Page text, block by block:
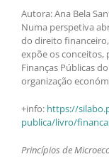
Autora: Ana Bela
Numa perspetiva
do direito
expõe os conceitos,
Finanças Públicas
organização
+info: https://
publica/livro/
Princípios de